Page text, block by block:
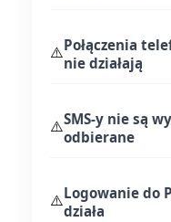
⚠️Połączenia
nie działają
⚠️SMS-y nie są
odbierane
⚠️Logowanie do
działa